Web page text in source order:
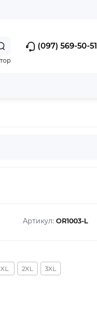
(097) 569-50-51
Артикул: OR1003-L
XL 2XL 3XL